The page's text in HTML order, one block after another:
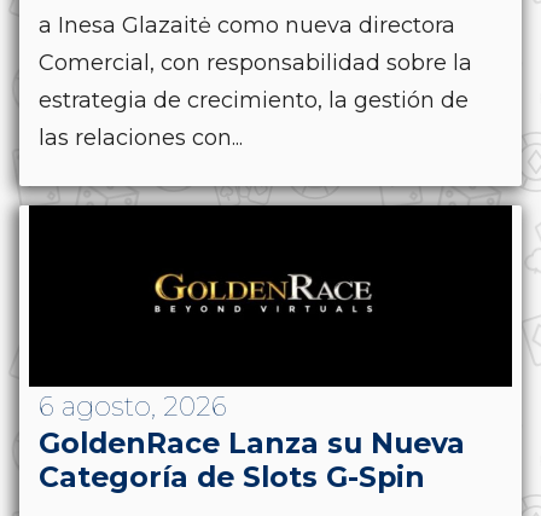
a Inesa Glazaitė como nueva directora
Comercial, con responsabilidad sobre la
estrategia de crecimiento, la gestión de
las relaciones con...
6 agosto, 2026
GoldenRace Lanza su Nueva
Categoría de Slots G-Spin